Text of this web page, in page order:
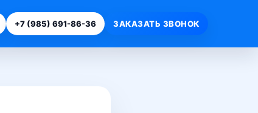
+7 (985) 691-86-36 ЗАКАЗАТЬ ЗВОНОК